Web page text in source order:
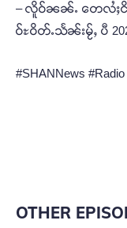
– လိူဝ်ၼၼ်ႉ တေလႆႈငိၼ်
ဝ်ႊဝိတ်ႉသႅၼ်းမႂ်ႇ ပီ
#SHANNews #Radio
OTHER